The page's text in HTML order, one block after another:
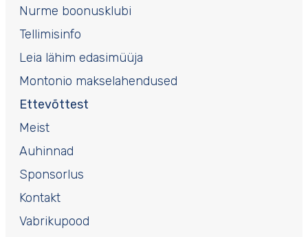
Ettevõttest
Meist
Auhinnad
Sponsorlus
Kontakt
Vabrikupood
Nurme boonusklubi
Tellimisinfo
Leia lähim edasimüüja
Montonio makselahendused